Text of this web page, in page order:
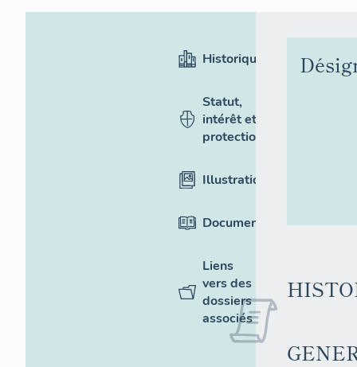
Historique
Statut,
intérêt et
protection
Illustrations
Documentation
Liens
vers des
dossiers
associés